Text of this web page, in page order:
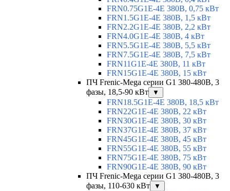
FRN0.75G1E-4E 380В, 0,75 кВт
FRN1.5G1E-4E 380В, 1,5 кВт
FRN2.2G1E-4E 380В, 2,2 кВт
FRN4.0G1E-4E 380В, 4 кВт
FRN5.5G1E-4E 380В, 5,5 кВт
FRN7.5G1E-4E 380В, 7,5 кВт
FRN11G1E-4E 380В, 11 кВт
FRN15G1E-4E 380В, 15 кВт
ПЧ Frenic-Mega серии G1 380-480В, 3
фазы, 18,5-90 кВт
▼
FRN18.5G1E-4E 380В, 18,5 кВт
FRN22G1E-4E 380В, 22 кВт
FRN30G1E-4E 380В, 30 кВт
FRN37G1E-4E 380В, 37 кВт
FRN45G1E-4E 380В, 45 кВт
FRN55G1E-4E 380В, 55 кВт
FRN75G1E-4E 380В, 75 кВт
FRN90G1E-4E 380В, 90 кВт
ПЧ Frenic-Mega серии G1 380-480В, 3
фазы, 110-630 кВт
▼